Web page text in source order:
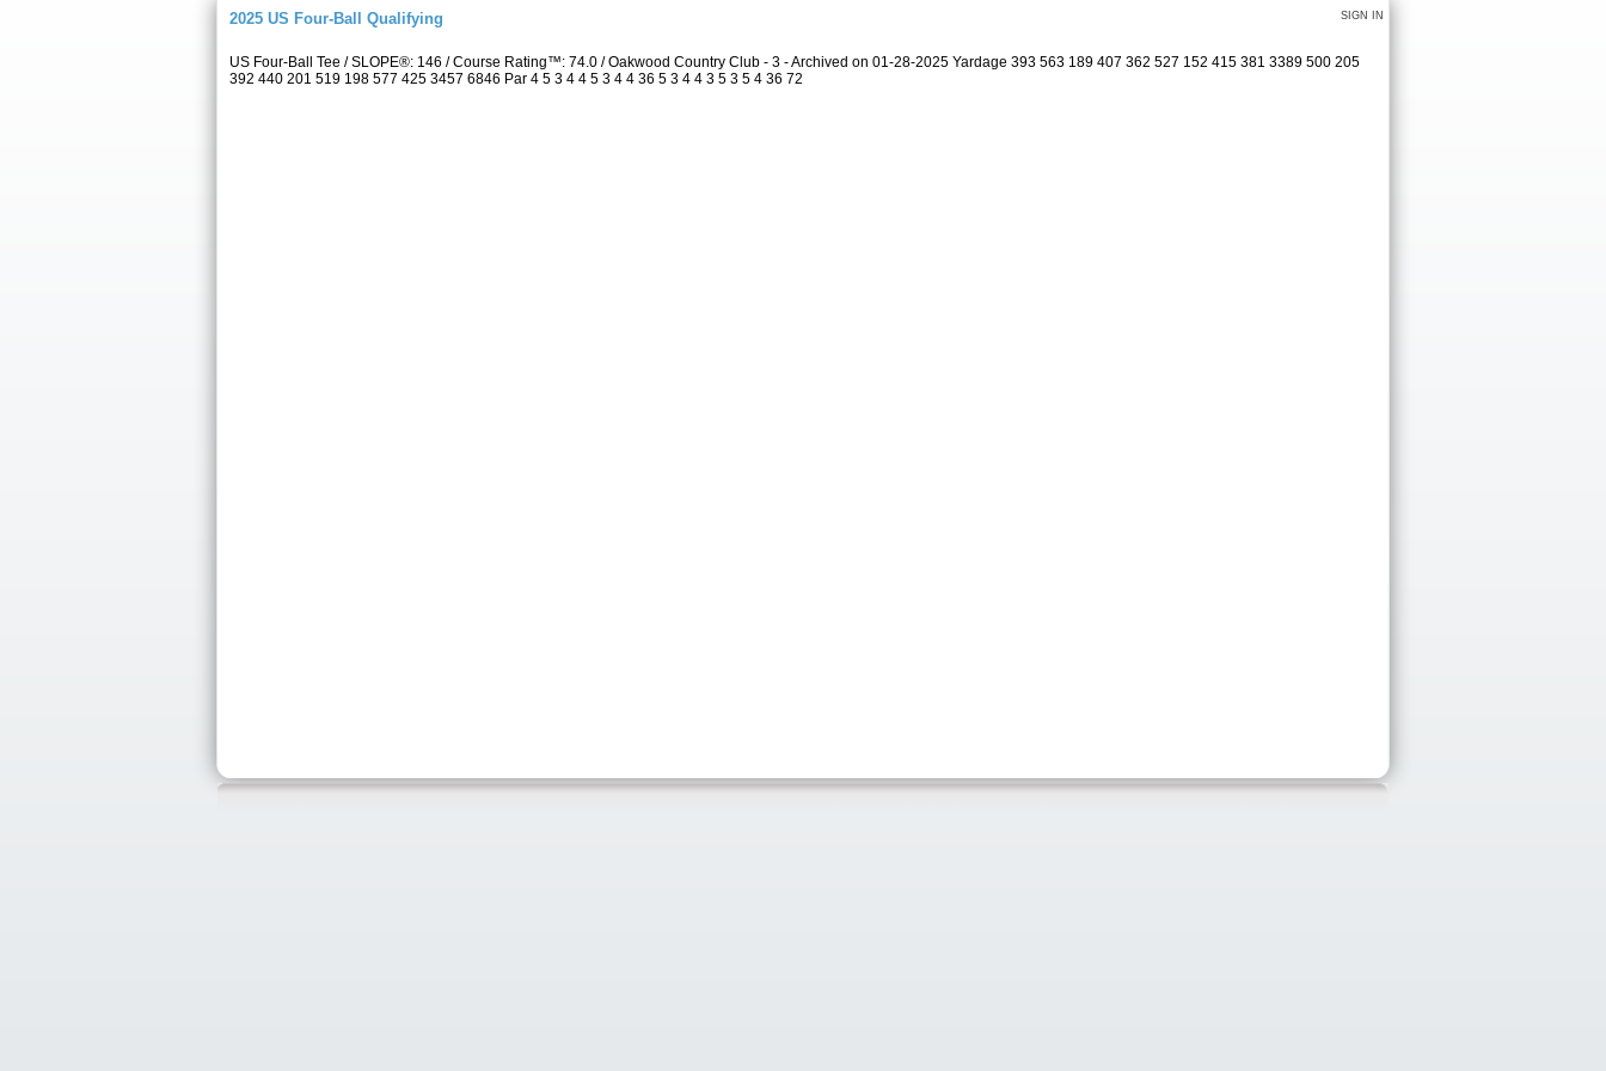
SIGN IN
2025 US Four-Ball Qualifying
US Four-Ball Tee / SLOPE®: 146 / Course Rating™: 74.0 / Oakwood Country Club - 3 - Archived on 01-28-2025 Yardage 393 563 189 407 362 527 152 415 381 3389 500 205
392 440 201 519 198 577 425 3457 6846 Par 4 5 3 4 4 5 3 4 4 36 5 3 4 4 3 5 3 5 4 36 72